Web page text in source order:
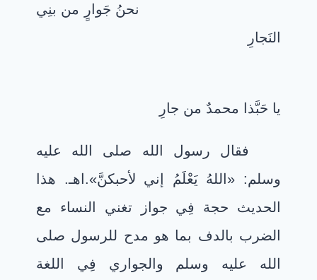
نحنُ جَوارٍ من بنِي
النَجارِ
يا حَبَّذا محمدٌ من جارِ
فقال رسول الله صلى الله عليه
وسلم: «اللهُ يَعْلَمُ إني لأحبكنَّ».اهـ. هذا
الحديث حجة فِي جواز تغني النساء مع
الضرب بالدف بما هو مدح للرسول صلى
الله عليه وسلم والجواري فِي اللغة